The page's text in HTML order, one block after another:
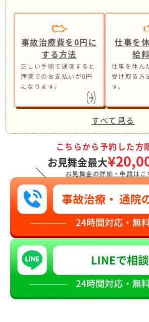
事故治療費を0円に
する方法
正しい手順で通院すると
病院でのお支払いが0円
になります。
仕事を
給
仕事を休ん
受け取る方
す。
すべて見る
＼
こちらから予約した方
お見舞金最大
お見舞金の詳細・申請はこ